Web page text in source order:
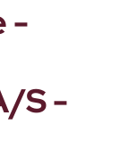
-
S -